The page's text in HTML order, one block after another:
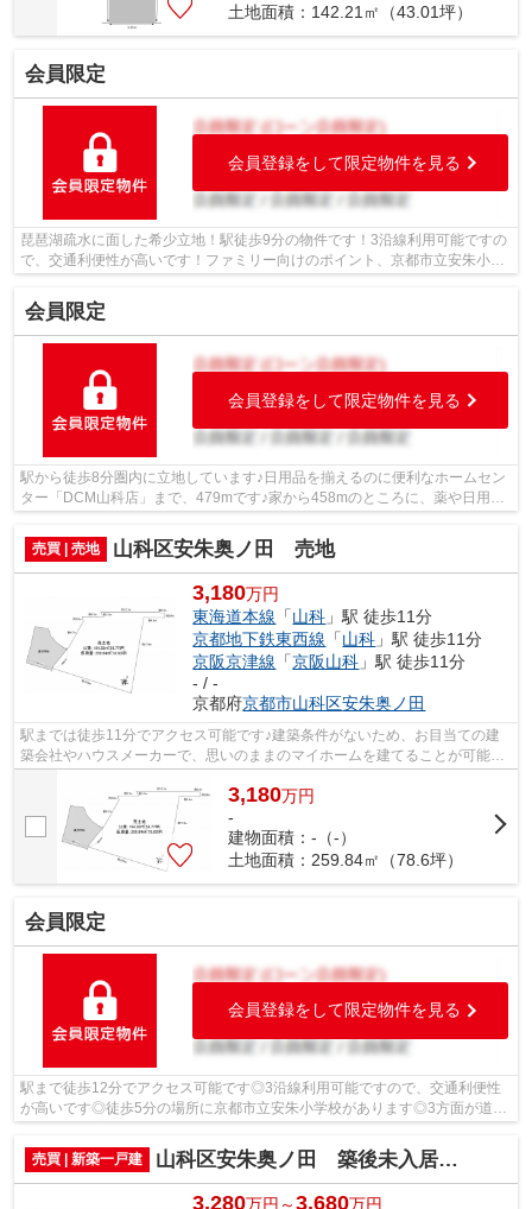
土地面積：142.21㎡（43.01坪）
会員限定
会員登録をして限定物件を見る
琵琶湖疏水に面した希少立地！駅徒歩9分の物件です！3沿線利用可能ですの
で、交通利便性が高いです！ファミリー向けのポイント、京都市立安朱小学
会員限定
会員登録をして限定物件を見る
駅から徒歩8分圏内に立地しています♪日用品を揃えるのに便利なホームセン
ター「DCM山科店」まで、479mです♪家から458mのところに、薬や日用品
売買 | 売地
山科区安朱奥ノ田 売地
3,180万円
東海道本線 「山科 」駅 徒歩11分
京都地下鉄東西線 「山科 」駅 徒歩11分
京阪京津線 「京阪山科 」駅 徒歩11分
- / -
京都府京都市山科区安朱奥ノ田
駅までは徒歩11分でアクセス可能です♪建築条件がないため、お目当ての建
築会社やハウスメーカーで、思いのままのマイホームを建てることが可能で
3,180万円
-
建物面積：-（-）
土地面積：259.84㎡（78.6坪）
会員限定
会員登録をして限定物件を見る
駅まで徒歩12分でアクセス可能です◎3沿線利用可能ですので、交通利便性
が高いです◎徒歩5分の場所に京都市立安朱小学校があります◎3方面が道路
売買 | 新築一戸建
山科区安朱奥ノ田 築後未入居モデルハウス
3,280万円～3,680万円